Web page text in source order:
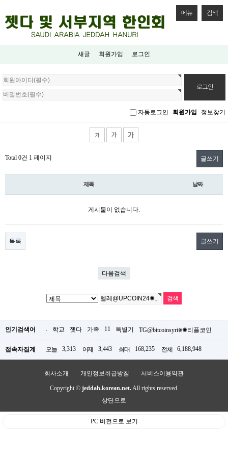
메뉴 검색
새글 회원가입 로그인
회
원
로
자동로그인 회원가입 정보찾기
Total 0건 1 페이지 글쓰기
제목 날짜
게시물이 없습니다.
목록 글쓰기
다음검색
인기검색어 . 학교 젯다 가족 11 특별기 TG@bitcoinsyri⨳✺리플코인
접속자집계 오늘 3,313 어제 3,443 최대 168,235 전체 6,188,948
회사소개 개인정보취급방침 서비스이용약관
Copyright © jeddah.korean.net.All rights reserved.
상단으로
PC 버전으로 보기